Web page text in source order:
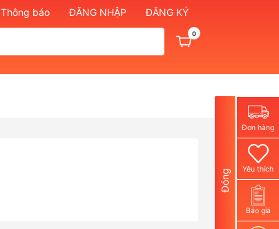
Thông báo ĐĂNG NHẬP ĐĂNG KÝ
0
Đóng
Đơn hàng
Yêu thích
Báo giá